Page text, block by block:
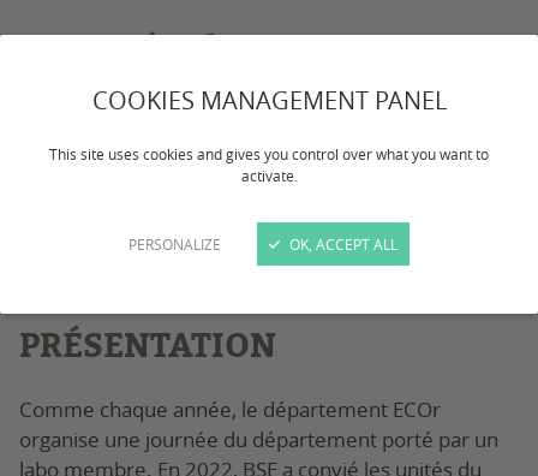
COOKIES MANAGEMENT PANEL
This site uses cookies and gives you control over what you want to
activate.
PERSONALIZE OK, ACCEPT ALL
Journée du
département ECOr
Journée annuelle du département ECOr
PRÉSENTATION
Comme chaque année, le département ECOr
organise une journée du département porté par un
labo membre. En 2022, BSE a convié les unités du